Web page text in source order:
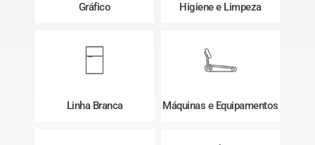
Gráfico Higiene e Limpeza
Linha Branca Máquinas e Equipamentos